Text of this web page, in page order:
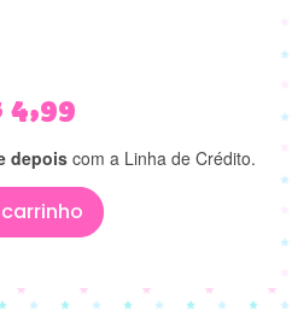
4,99
depois com a Linha de Crédito.